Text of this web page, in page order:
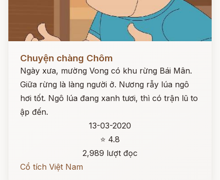
Chuyện chàng Chôm
Ngày xưa, mường Vong có khu rừng Bái Mân.
Giữa rừng là làng người ở. Nương rẫy lúa ngô
hơi tốt. Ngô lúa đang xanh tươi, thì có trận lũ to
ập đến.
13-03-2020
⭐ 4.8
2,989 lượt đọc
Cổ tích Việt Nam